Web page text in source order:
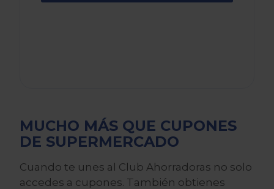
MUCHO MÁS QUE CUPONES
DE SUPERMERCADO
Cuando te unes al Club Ahorradoras no solo
accedes a cupones. También obtienes